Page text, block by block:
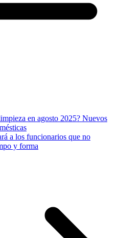
en agosto 2025? Nuevos
a los funcionarios que no
y forma